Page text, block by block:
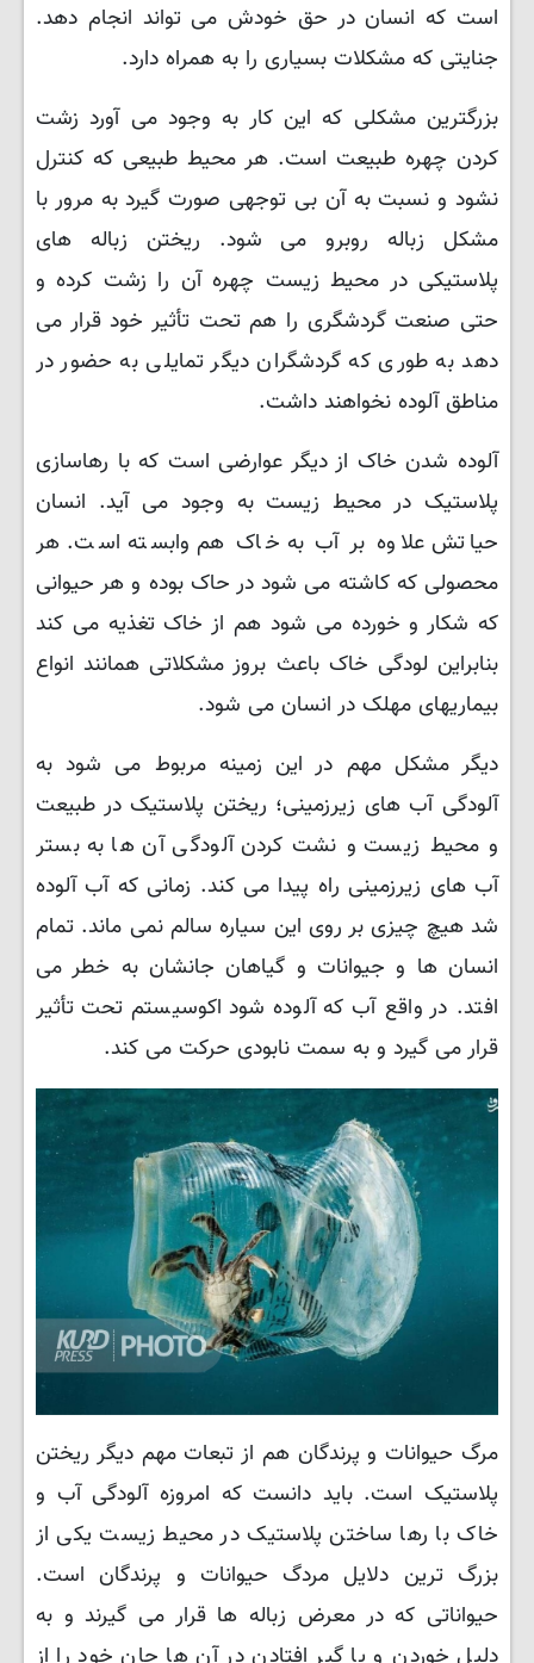
است که انسان در حق خودش می تواند انجام دهد.
جنایتی که مشکلات بسیاری را به همراه دارد.
بزرگترین مشکلی که این کار به وجود می آورد زشت
کردن چهره طبیعت است. هر محیط طبیعی که کنترل
نشود و نسبت به آن بی توجهی صورت گیرد به مرور با
مشکل زباله روبرو می شود. ریختن زباله های
پلاستیکی در محیط زیست چهره آن را زشت کرده و
حتی صنعت گردشگری را هم تحت تأثیر خود قرار می
دهد به طوری که گردشگران دیگر تمایلی به حضور در
مناطق آلوده نخواهند داشت.
آلوده شدن خاک از دیگر عوارضی است که با رهاسازی
پلاستیک در محیط زیست به وجود می آید. انسان
حیاتش علاوه بر آب به خاک هم وابسته است. هر
محصولی که کاشته می شود در حاک بوده و هر حیوانی
که شکار و خورده می شود هم از خاک تغذیه می کند
بنابراین لودگی خاک باعث بروز مشکلاتی همانند انواع
بیماریهای مهلک در انسان می شود.
دیگر مشکل مهم در این زمینه مربوط می شود به
آلودگی آب های زیرزمینی؛ ریختن پلاستیک در طبیعت
و محیط زیست و نشت کردن آلودگی آن ها به بستر
آب های زیرزمینی راه پیدا می کند. زمانی که آب آلوده
شد هیچ چیزی بر روی این سیاره سالم نمی ماند. تمام
انسان ها و جیوانات و گیاهان جانشان به خطر می
افتد. در واقع آب که آلوده شود اکوسیستم تحت تأثیر
قرار می گیرد و به سمت نابودی حرکت می کند.
مرگ حیوانات و پرندگان هم از تبعات مهم دیگر ریختن
پلاستیک است. باید دانست که امروزه آلودگی آب و
خاک با رها ساختن پلاستیک در محیط زیست یکی از
بزرگ ترین دلایل مردگ حیوانات و پرندگان است.
حیواناتی که در معرض زباله ها قرار می گیرند و به